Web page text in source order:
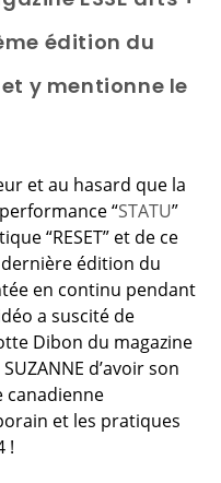
édition du
y mentionne le
et au hasard que la
“STATU”
“RESET” et de ce
édition du
en continu pendant
a suscité de
Dibon du magazine
d’avoir son
canadienne
et les pratiques
!